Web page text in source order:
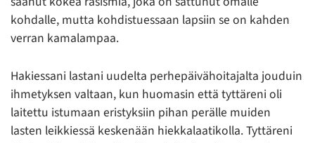
kohdalle, mutta kohdistuessaan lapsiin se on kahden
verran kamalampaa.
Hakiessani lastani uudelta perhepäivähoitajalta jouduin
ihmetyksen valtaan, kun huomasin että tyttäreni oli
laitettu istumaan eristyksiin pihan perälle muiden
lasten leikkiessä keskenään hiekkalaatikolla. Tyttäreni